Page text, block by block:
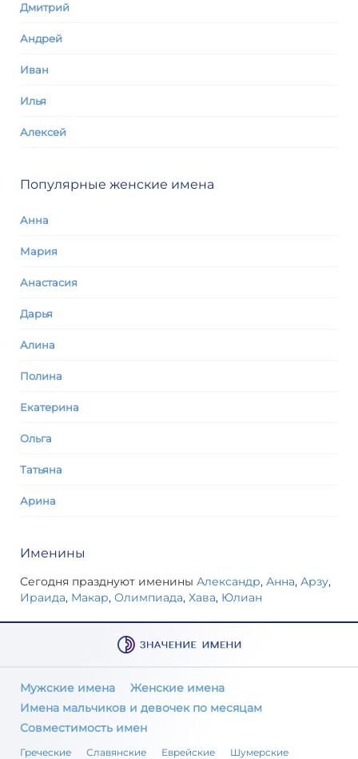
Дмитрий
Андрей
Иван
Илья
Алексей
Популярные женские имена
Анна
Мария
Анастасия
Дарья
Алина
Полина
Екатерина
Ольга
Татьяна
Арина
Именины
Сегодня празднуют именины Александр, Анна, Арзу,
Ираида, Макар, Олимпиада, Хава, Юлиан
Мужские имена
Женские имена
Имена мальчиков и девочек по месяцам
Совместимость имен
Греческие Славянские Еврейские Шумерские